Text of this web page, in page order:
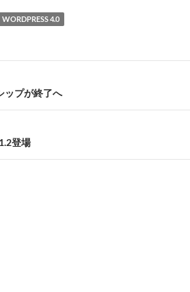
WORDPRESS 4.0
ップが終了へ
登場